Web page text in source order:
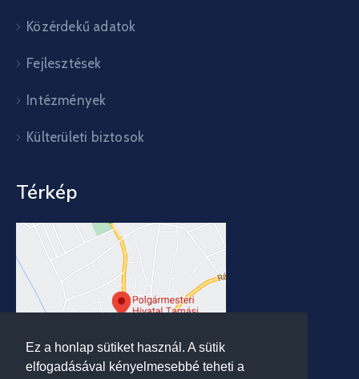
Ez a honlap sütiket használ. A sütik
elfogadásával kényelmesebbé teheti a
Közérdekű adatok
Fejlesztések
Intézmények
Külterületi biztosok
Térkép